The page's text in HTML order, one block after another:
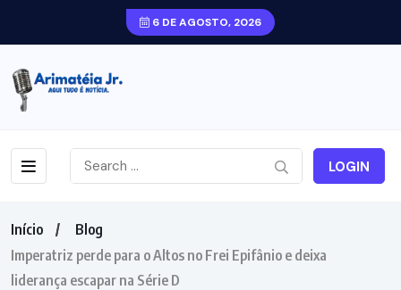
6 DE AGOSTO, 2026
LOGIN
Início
Blog
Imperatriz perde para o Altos no Frei Epifânio e deixa
liderança escapar na Série D